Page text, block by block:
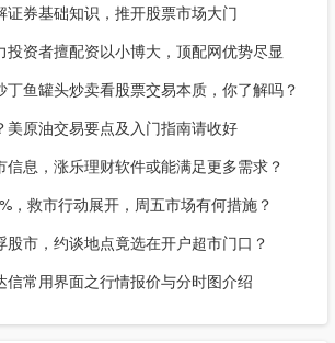
证券基础知识，推开股票市场大门
投资者擅配资以小博大，顶配网优势尽显
丁鱼罐头炒卖看股票交易本质，你了解吗？
美原油交易要点及入门指南请收好
信息，涨乐理财软件或能满足更多需求？
，救市行动展开，周五市场有何措施？
股市，约谈地点竟选在开户超市门口？
信常用界面之行情报价与分时图介绍